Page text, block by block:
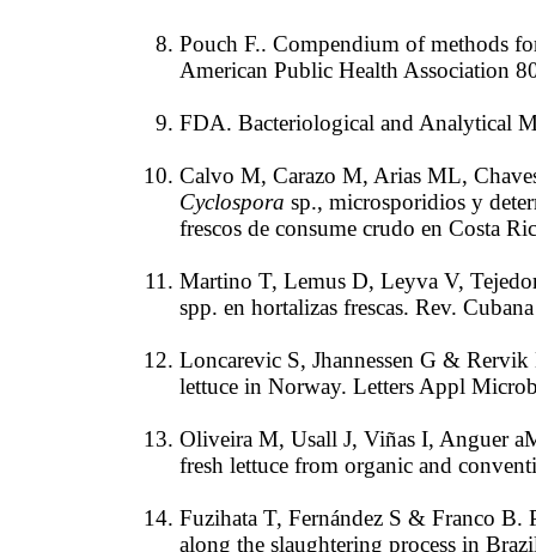
Pouch F.. Compendium of methods
American Public Health Association
FDA. Bacteriological and Analytical
Calvo M, Carazo M, Arias ML,
Cyclospora sp., microsporidios y
frescos de consume crudo en Costa
Martino T, Lemus D, Leyva V,
spp. en hortalizas frescas. Rev.
Loncarevic S, Jhannessen G &
lettuce in Norway. Letters Appl
Oliveira M, Usall J, Viñas I, Anguer
fresh lettuce from organic and
Fuzihata T, Fernández S & Franco B.
along the slaughtering process in